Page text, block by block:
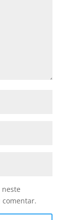
comentar.